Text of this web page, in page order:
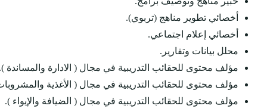
أخصائي تطوير مناهج (تربوي).
أخصائي إعلام اجتماعي.
محلل بيانات وتقارير.
مؤلف محتوى للحقائب التدريبية في مجال ( الادارة والمساندة
مؤلف محتوى للحقائب التدريبية في مجال ( الأغذية
مؤلف محتوى للحقائب التدريبية في مجال ( الضيافة والإيواء ).